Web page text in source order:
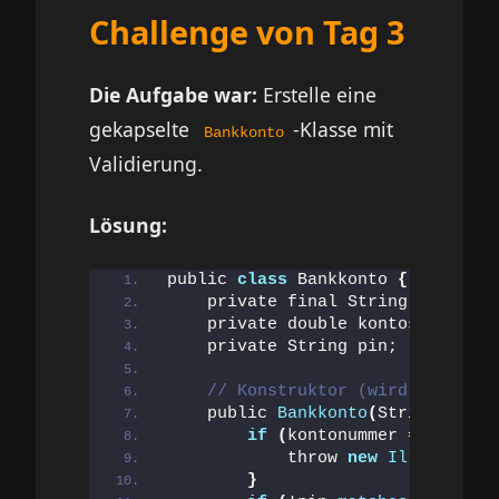
Challenge von Tag 3
Die Aufgabe war: Erstelle eine
gekapselte
Bankkonto -Klasse mit
Validierung.
Lösung:
public class Bankkonto {
private final String
    private double kontostand;
    private String pin;
// Konstruktor (wird heute
    public
Bankkonto(String
if
( kontonummer ==
            throw
new
}